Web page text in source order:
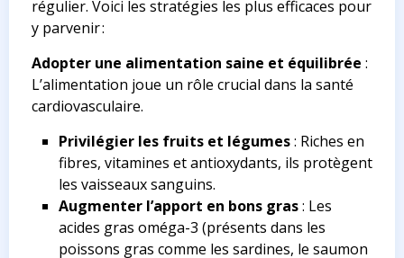
régulier. Voici les stratégies les plus efficaces pour
y parvenir :
Adopter une alimentation saine et équilibrée :
L’alimentation joue un rôle crucial dans la santé
cardiovasculaire.
Privilégier les fruits et légumes: Riches en
fibres, vitamines et antioxydants, ils protègent
les vaisseaux sanguins.
Augmenter l’apport en bons gras: Les
acides gras oméga-3 (présents dans les
poissons gras comme les sardines, le saumon